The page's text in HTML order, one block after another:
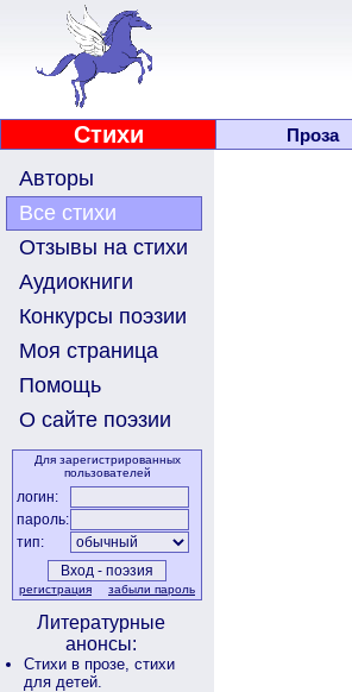
Стихи Проза
Авторы
Все стихи
Отзывы на стихи
Аудиокниги
Конкурсы поэзии
Моя страница
Помощь
О сайте поэзии
Для зарегистрированных
пользователей
логин:
пароль:
тип:
регистрация забыли пароль
Литературные
анонсы:
Стихи в прозе, стихи
для детей.